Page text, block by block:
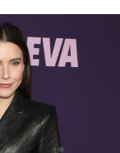
ante las
Bush fue su
de estar